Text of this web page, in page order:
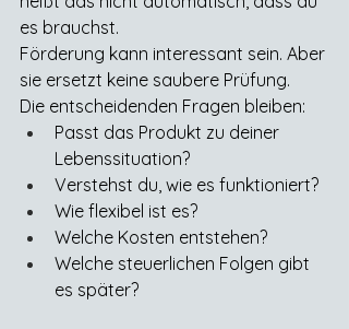
es brauchst.
Förderung kann interessant sein. Aber
sie ersetzt keine saubere Prüfung.
Die entscheidenden Fragen bleiben:
Passt das Produkt zu deiner
Lebenssituation?
Verstehst du, wie es funktioniert?
Wie flexibel ist es?
Welche Kosten entstehen?
Welche steuerlichen Folgen gibt
es später?